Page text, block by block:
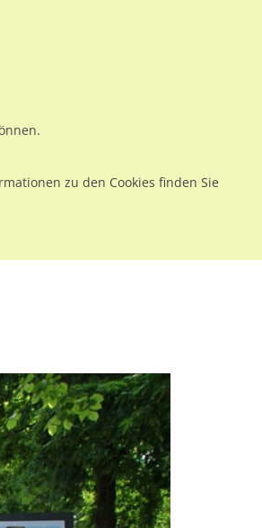
zu den Cookies finden Sie